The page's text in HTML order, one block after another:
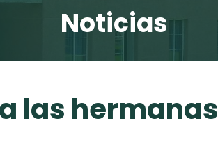
Noticias
las hermanas